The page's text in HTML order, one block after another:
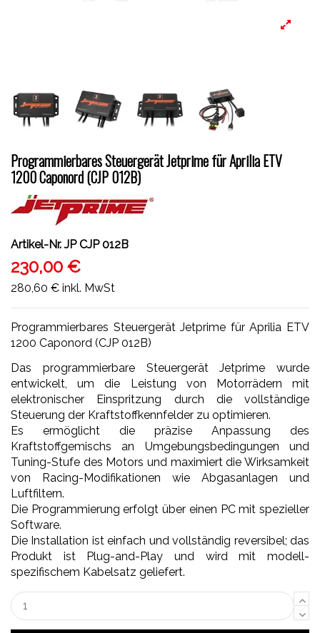
Programmierbares Steuergerät Jetprime für Aprilia ETV
1200 Caponord (CJP 012B)
Artikel-Nr. JP CJP 012B
230,00 €
280,60 € inkl. MwSt
Programmierbares Steuergerät Jetprime für Aprilia ETV
1200 Caponord (CJP 012B)
Das programmierbare Steuergerät Jetprime wurde
entwickelt, um die Leistung von Motorrädern mit
elektronischer Einspritzung durch die vollständige
Steuerung der Kraftstoffkennfelder zu optimieren.
Es ermöglicht die präzise Anpassung des
Kraftstoffgemischs an Umgebungsbedingungen und
Tuning-Stufe des Motors und maximiert die Wirksamkeit
von Racing-Modifikationen wie Abgasanlagen und
Luftfiltern.
Die Programmierung erfolgt über einen PC mit spezieller
Software.
Die Installation ist einfach und vollständig reversibel; das
Produkt ist Plug-and-Play und wird mit modell-
spezifischem Kabelsatz geliefert.